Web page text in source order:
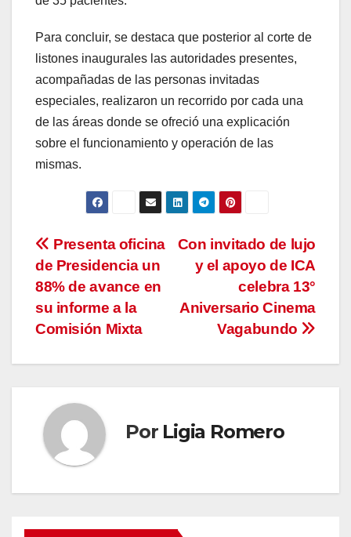
Para concluir, se destaca que posterior al corte de
listones inaugurales las autoridades presentes,
acompañadas de las personas invitadas
especiales, realizaron un recorrido por cada una
de las áreas donde se ofreció una explicación
sobre el funcionamiento y operación de las
mismas.
Navegación
de
entradas
Con invitado de lujo
y el apoyo de ICA
celebra 13°
Aniversario Cinema
Vagabundo
Presenta oficina
de Presidencia un
88% de avance en
su informe a la
Comisión Mixta
Por Ligia Romero